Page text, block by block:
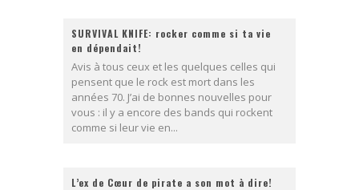
SURVIVAL KNIFE: rocker comme si ta vie
en dépendait!
Avis à tous ceux et les quelques celles qui
pensent que le rock est mort dans les
années 70. J’ai de bonnes nouvelles pour
vous : il y a encore des bands qui rockent
comme si leur vie en...
L’ex de Cœur de pirate a son mot à dire!